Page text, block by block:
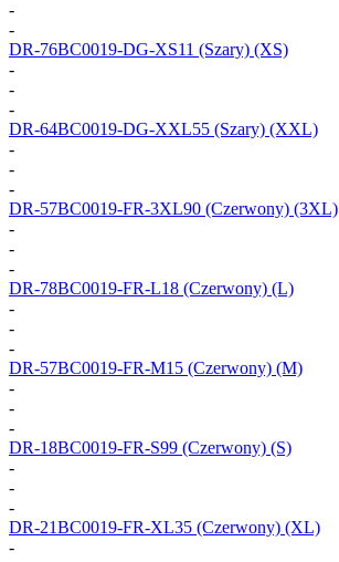
-
-
DR-76BC0019-DG-XS11 (Szary) (XS)
-
-
-
DR-64BC0019-DG-XXL55 (Szary) (XXL)
-
-
-
DR-57BC0019-FR-3XL90 (Czerwony) (3XL)
-
-
-
DR-78BC0019-FR-L18 (Czerwony) (L)
-
-
-
DR-57BC0019-FR-M15 (Czerwony) (M)
-
-
-
DR-18BC0019-FR-S99 (Czerwony) (S)
-
-
-
DR-21BC0019-FR-XL35 (Czerwony) (XL)
-